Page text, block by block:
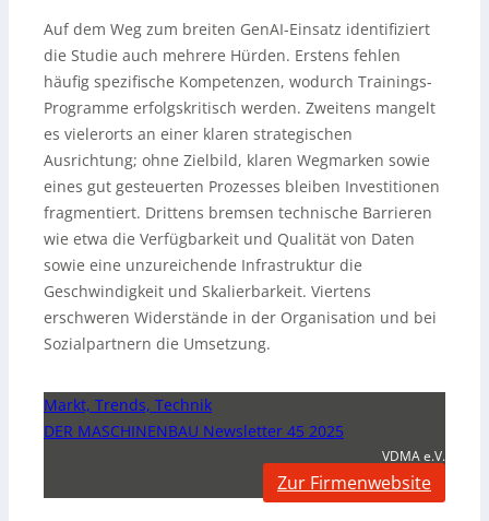
Auf dem Weg zum breiten GenAI-Einsatz identifiziert
die Studie auch mehrere Hürden. Erstens fehlen
häufig spezifische Kompetenzen, wodurch Trainings-
Programme erfolgskritisch werden. Zweitens mangelt
es vielerorts an einer klaren strategischen
Ausrichtung; ohne Zielbild, klaren Wegmarken sowie
eines gut gesteuerten Prozesses bleiben Investitionen
fragmentiert. Drittens bremsen technische Barrieren
wie etwa die Verfügbarkeit und Qualität von Daten
sowie eine unzureichende Infrastruktur die
Geschwindigkeit und Skalierbarkeit. Viertens
erschweren Widerstände in der Organisation und bei
Sozialpartnern die Umsetzung.
Markt, Trends, Technik
DER MASCHINENBAU Newsletter 45 2025
VDMA e.V.
Zur Firmenwebsite